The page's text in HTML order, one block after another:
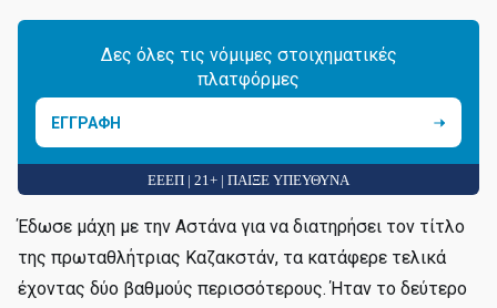
Δες όλες τις νόμιμες στοιχηματικές
πλατφόρμες
ΕΓΓΡΑΦΗ
ΕΕΕΠ | 21+ | ΠΑΙΞΕ ΥΠΕΥΘΥΝΑ
Έδωσε μάχη με την Αστάνα για να διατηρήσει τον τίτλο
της πρωταθλήτριας Καζακστάν, τα κατάφερε τελικά
έχοντας δύο βαθμούς περισσότερους. Ήταν το δεύτερο